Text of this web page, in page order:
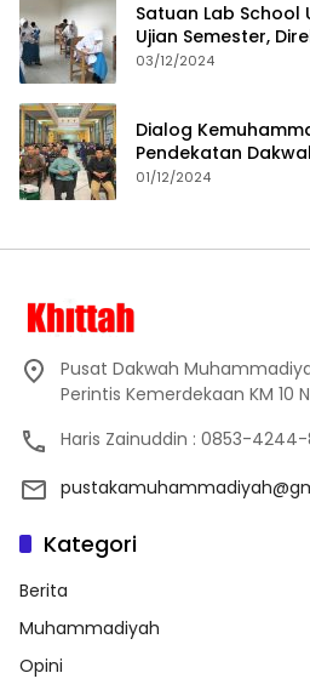
Satuan Lab School
Ujian Semester,
Proses Pembelajaran
03/12/2024
Dialog
Pendekatan
01/12/2024
Pusat Dakwah
Perintis Kemerdekaan KM 10
Haris Zainuddin : 0853-
Kategori
Berita
Muhammadiyah
Opini